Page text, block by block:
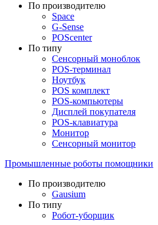
По производителю
Space
G-Sense
POScenter
По типу
Сенсорный моноблок
POS-терминал
Ноутбук
POS комплект
POS-компьютеры
Дисплей покупателя
POS-клавиатура
Монитор
Сенсорный монитор
Промышленные роботы помощники
По производителю
Gausium
По типу
Робот-уборщик